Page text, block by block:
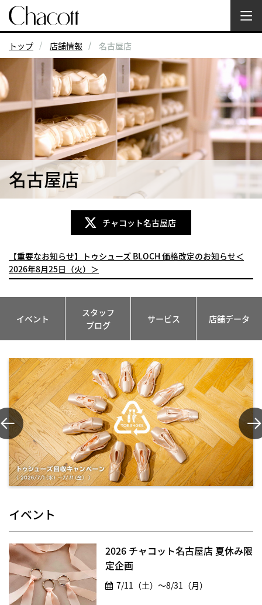
トップ 店舗情報 名古屋店
名古屋店
チャコット名古屋店
【重要なお知らせ】トゥシューズ BLOCH 価格改定のお知らせ＜
2026年8月25日（火）＞
イベント
スタッフ
ブログ
サービス 店舗データ
イベント
2026 チャコット名古屋店 夏休み限
定企画
7/11（土）～8/31（月）